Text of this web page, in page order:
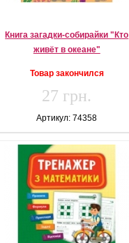
Книга загадки-собирайки "Кто
живёт в океане"
Товар закончился
27 грн.
Артикул: 74358